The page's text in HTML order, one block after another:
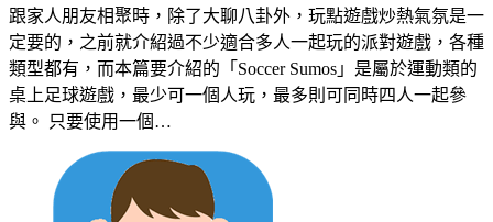
跟家人朋友相聚時，除了大聊八卦外，玩點遊戲炒熱氣氛是一
定要的，之前就介紹過不少適合多人一起玩的派對遊戲，各種
類型都有，而本篇要介紹的「Soccer Sumos」是屬於運動類的
桌上足球遊戲，最少可一個人玩，最多則可同時四人一起參
與。 只要使用一個…